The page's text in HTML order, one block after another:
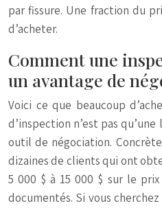
par fissure. Une fraction du
d’acheter.
Comment une
un avantage de
Voici ce que beaucoup
d’inspection n’est pas
outil de négociation.
dizaines de clients qui ont
5 000 $ à 15 000 $ sur le prix
documentés. Si vous cherchez